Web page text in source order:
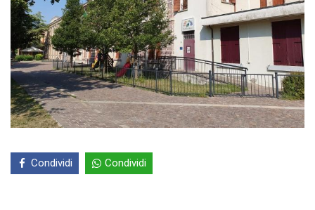
Condividi Condividi